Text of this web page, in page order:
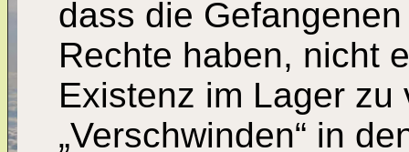
dass die
Rechte haben, nicht
Existenz im Lager
„Verschwinden“ in